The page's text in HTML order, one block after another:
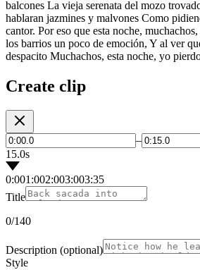
balcones La vieja serenata del mozo
hablaran jazmines y malvones Como
cantor. Por eso que esta noche,
los barrios un poco de emoción, Y al ver
despacito Muchachos, esta noche, yo
Create clip
–
15.0s
0:001:002:003:003:35
Title
0/140
Description (optional)
Style